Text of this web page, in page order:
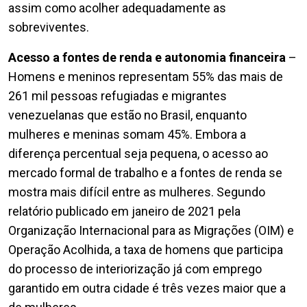
assim como acolher adequadamente as
sobreviventes.
Acesso a fontes de renda e autonomia financeira –
Homens e meninos representam 55% das mais de
261 mil pessoas refugiadas e migrantes
venezuelanas que estão no Brasil, enquanto
mulheres e meninas somam 45%. Embora a
diferença percentual seja pequena, o acesso ao
mercado formal de trabalho e a fontes de renda se
mostra mais difícil entre as mulheres. Segundo
relatório publicado em janeiro de 2021 pela
Organização Internacional para as Migrações (OIM) e
Operação Acolhida, a taxa de homens que participa
do processo de interiorização já com emprego
garantido em outra cidade é três vezes maior que a